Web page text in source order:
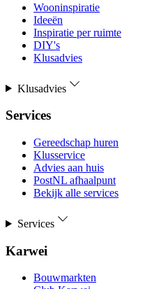
Wooninspiratie
Ideeën
Inspiratie per ruimte
DIY's
Klusadvies
Klusadvies
Services
Gereedschap huren
Klusservice
Advies aan huis
PostNL afhaalpunt
Bekijk alle services
Services
Karwei
Bouwmarkten